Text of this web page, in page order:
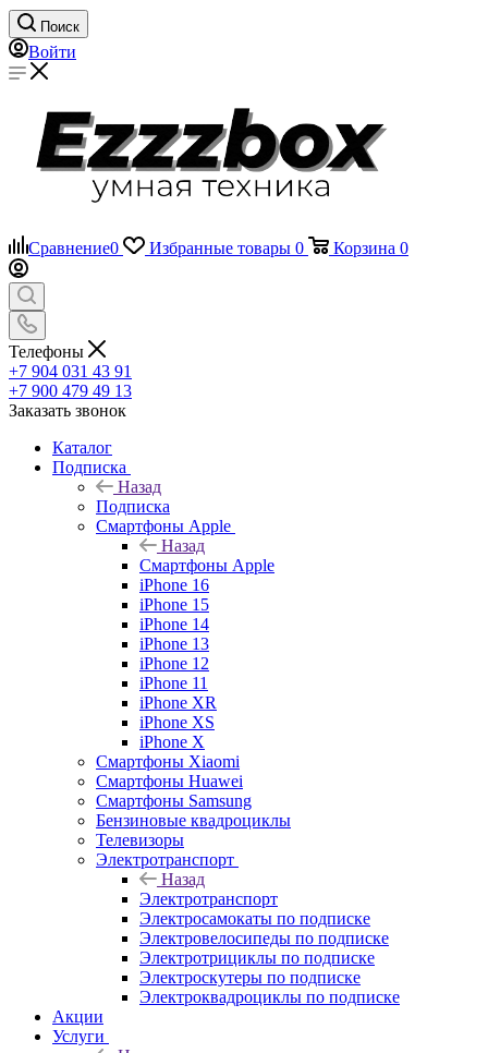
Поиск
Войти
Сравнение0 Избранные товары 0 Корзина 0
Телефоны
+7 904 031 43 91
+7 900 479 49 13
Заказать звонок
Каталог
Подписка
Назад
Подписка
Смартфоны Apple
Назад
Смартфоны Apple
iPhone 16
iPhone 15
iPhone 14
iPhone 13
iPhone 12
iPhone 11
iPhone XR
iPhone XS
iPhone X
Смартфоны Xiaomi
Смартфоны Huawei
Смартфоны Samsung
Бензиновые квадроциклы
Телевизоры
Электротранспорт
Назад
Электротранспорт
Электросамокаты по подписке
Электровелосипеды по подписке
Электротрициклы по подписке
Электроскутеры по подписке
Электроквадроциклы по подписке
Акции
Услуги